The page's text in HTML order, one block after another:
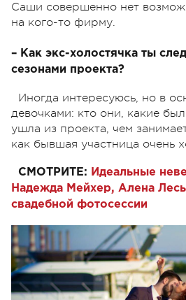
Саши совершенно нет
на кого-то фирму.
– Как экс-холостячка ты
сезонами проекта?
Иногда интересуюсь, но в
девочками: кто они, какие
ушла из проекта, чем
как бывшая участница очень
СМОТРИТЕ: Идеальные
Надежда Мейхер, Алена
свадебной фотосессии